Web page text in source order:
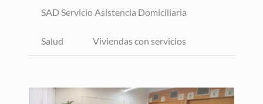
SAD Servicio Asistencia Domiciliaria
Salud Viviendas con servicios